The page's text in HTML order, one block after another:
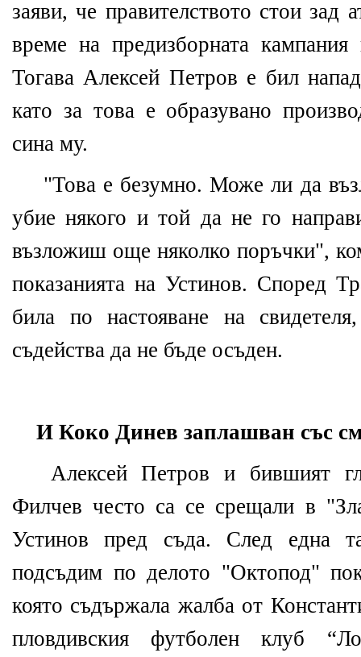
заяви, че правителството стои зад
време на предизборната
Тогава Алексей Петров е бил
като за това е образувано
сина му.
"Това е безумно. Може ли да
убие някого и той да не го
възложиш още няколко поръчки",
показанията на Устинов. Според
била по настояване на
съдейства да не бъде осъден.
И Коко Динев заплашван със
Алексей Петров и бившият
Филчев често са се срещали в
Устинов пред съда. След една
подсъдим по делото "Октопод"
която съдържала жалба от
пловдивския футболен клуб